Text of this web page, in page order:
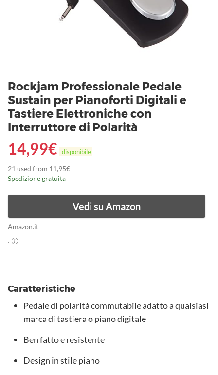
Rockjam Professionale Pedale
Sustain per Pianoforti Digitali e
Tastiere Elettroniche con
Interruttore di Polarità
14,99€ disponibile
21 used from 11,95€
Spedizione gratuita
Vedi su Amazon
Amazon.it
.
Caratteristiche
Pedale di polarità commutabile adatto a qualsiasi
marca di tastiera o piano digitale
Ben fatto e resistente
Design in stile piano